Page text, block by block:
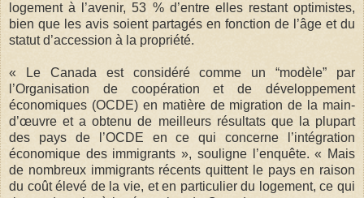
logement à l’avenir, 53 % d’entre elles restant optimistes,
bien que les avis soient partagés en fonction de l’âge et du
statut d’accession à la propriété.
« Le Canada est considéré comme un “modèle” par
l’Organisation de coopération et de développement
économiques (OCDE) en matière de migration de la main-
d’œuvre et a obtenu de meilleurs résultats que la plupart
des pays de l’OCDE en ce qui concerne l’intégration
économique des immigrants », souligne l’enquête. « Mais
de nombreux immigrants récents quittent le pays en raison
du coût élevé de la vie, et en particulier du logement, ce qui